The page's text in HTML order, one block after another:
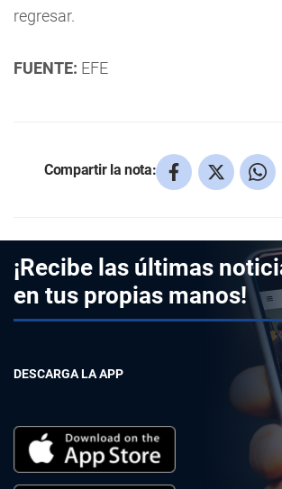
regresar.
FUENTE: EFE
Compartir la nota:
¡Recibe las últimas
en tus propias manos!
DESCARGA LA APP